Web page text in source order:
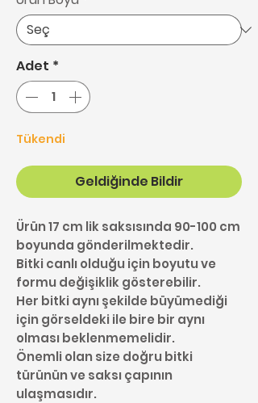
Adet *
Tükendi
Geldiğinde Bildir
Ürün 17 cm lik saksısında 90-100 cm
boyunda gönderilmektedir.
Bitki canlı olduğu için boyutu ve
formu değişiklik gösterebilir.
Her bitki aynı şekilde büyümediği
için görseldeki ile bire bir aynı
olması beklenmemelidir.
Önemli olan size doğru bitki
türünün ve saksı çapının
ulaşmasıdır.